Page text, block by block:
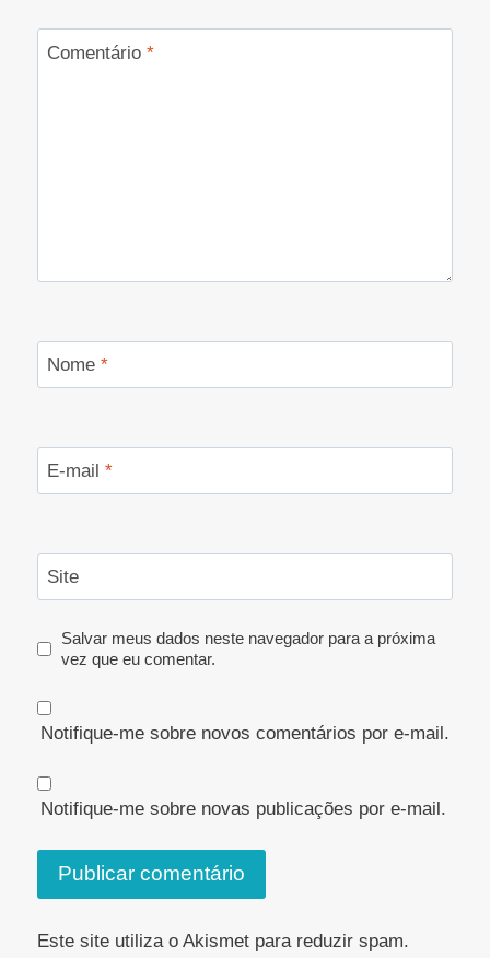
Comentário *
Nome *
E-mail *
Site
Salvar meus dados neste navegador para a próxima
vez que eu comentar.
Notifique-me sobre novos comentários por e-mail.
Notifique-me sobre novas publicações por e-mail.
Este site utiliza o Akismet para reduzir spam.